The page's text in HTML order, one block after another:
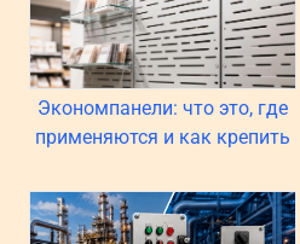
Экономпанели: что это, где
применяются и как крепить